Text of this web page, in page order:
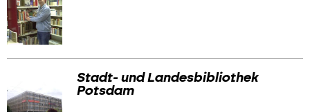
Stadt- und Landesbibliothek
Potsdam